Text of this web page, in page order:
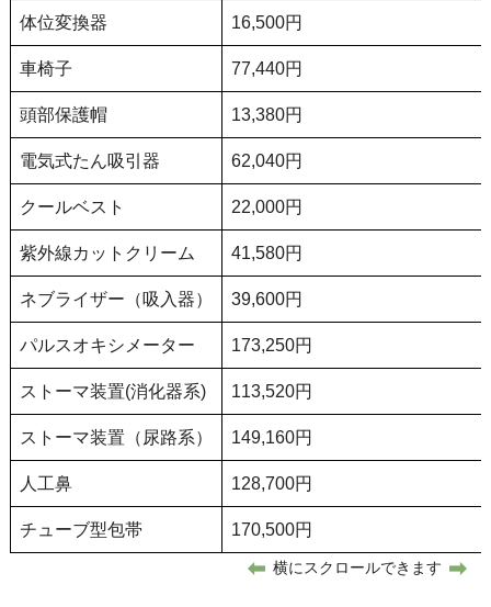
体位変換器 16,500円
車椅子 77,440円
頭部保護帽 13,380円
電気式たん吸引器 62,040円
クールベスト 22,000円
紫外線カットクリーム 41,580円
ネブライザー（吸入器） 39,600円
パルスオキシメーター 173,250円
ストーマ装置(消化器系) 113,520円
ストーマ装置（尿路系） 149,160円
人工鼻 128,700円
チューブ型包帯 170,500円
横にスクロールできます